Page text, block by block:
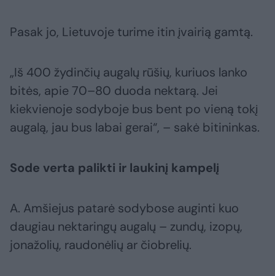
Pasak jo, Lietuvoje turime itin įvairią gamtą.
„Iš 400 žydinčių augalų rūšių, kuriuos lanko
bitės, apie 70–80 duoda nektarą. Jei
kiekvienoje sodyboje bus bent po vieną tokį
augalą, jau bus labai gerai“, – sakė bitininkas.
Sode verta palikti ir laukinį kampelį
A. Amšiejus patarė sodybose auginti kuo
daugiau nektaringų augalų – zundų, izopų,
jonažolių, raudonėlių ar čiobrelių.